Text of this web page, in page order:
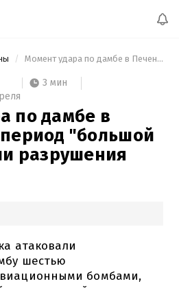
Момент удара по дамбе в Печенегах в период "большой воды": есть ли разрушения
3 мин
по дамбе в
"большой
разрушения
атаковали
шестью
бомбами,